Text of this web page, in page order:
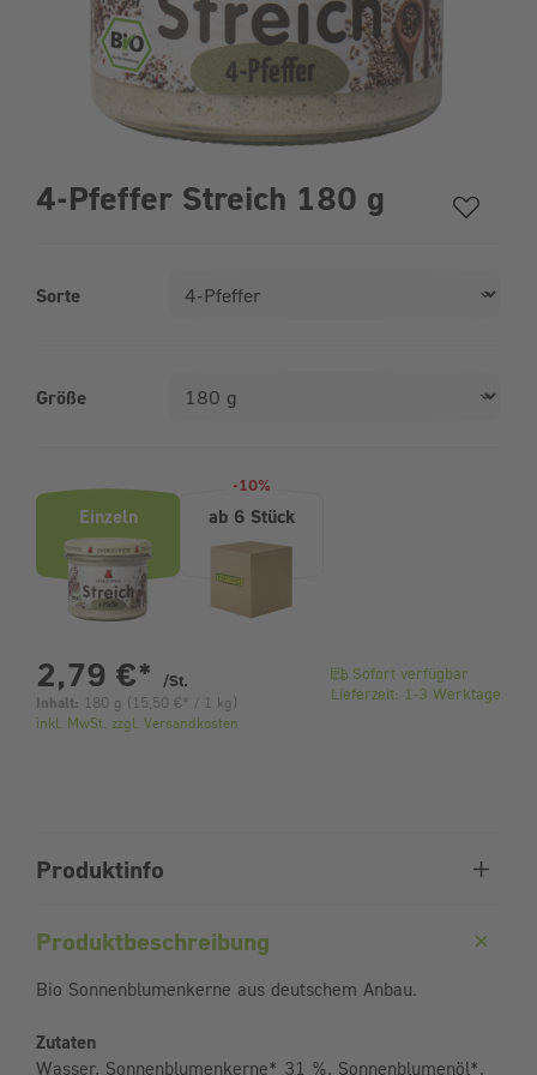
4-Pfeffer Streich 180 g
Sorte
Größe
Einzeln
-10%
ab 6 Stück
2,79 €* /St.
Inhalt: 180 g ( 15,50 € * / 1 kg)
inkl. MwSt. zzgl. Versandkosten
Sofort verfügbar
Lieferzeit: 1-3 Werktage
Produktinfo
Produktbeschreibung
Bio Sonnenblumenkerne aus deutschem Anbau.
Zutaten
Wasser, Sonnenblumenkerne* 31 %, Sonnenblumenöl*,